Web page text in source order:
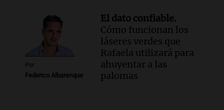
Por
Federico Albarenque
El dato confiable.
Cómo funcionan los
láseres verdes que
Rafaela utilizará para
ahuyentar a las
palomas